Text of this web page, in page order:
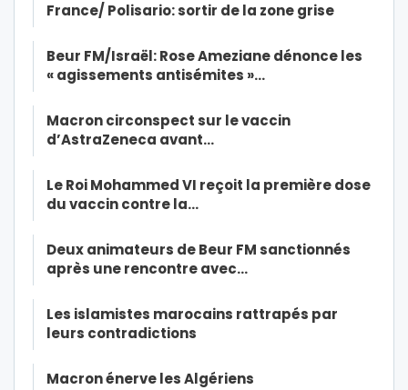
France/ Polisario: sortir de la zone grise
Beur FM/Israël: Rose Ameziane dénonce les
« agissements antisémites »…
Macron circonspect sur le vaccin
d’AstraZeneca avant…
Le Roi Mohammed VI reçoit la première dose
du vaccin contre la…
Deux animateurs de Beur FM sanctionnés
après une rencontre avec…
Les islamistes marocains rattrapés par
leurs contradictions
Macron énerve les Algériens